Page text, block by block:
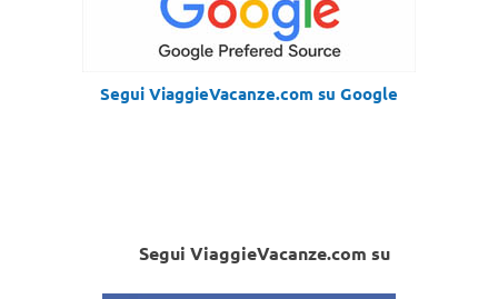
Segui ViaggieVacanze.com su Google
Segui ViaggieVacanze.com su